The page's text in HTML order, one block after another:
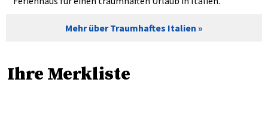
Mehr über Traumhaftes Italien
Ihre Merkliste